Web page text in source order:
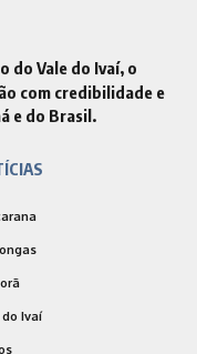
do Vale do Ivaí, o
com credibilidade e
e do Brasil.
Ivaí